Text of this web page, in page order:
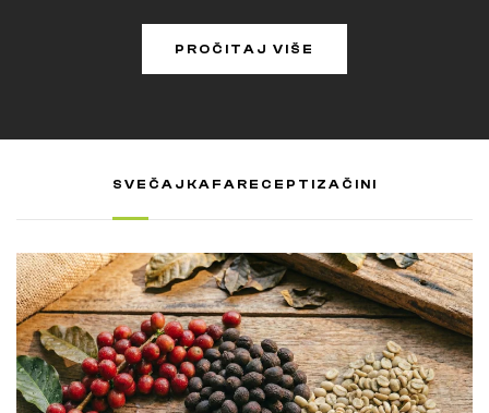
PROČITAJ VIŠE
SVE ČAJ KAFA RECEPTI ZAČINI